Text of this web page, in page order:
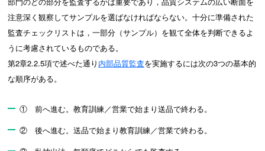
注意深く観察してサンプルを選ばなければならない。十分に準備された
監査チェックリストは，一部分（サンプル）を観て全体を判断できるよ
うに考慮されているものである。
第2章2.2.5項で述べた通り 内部品質監査を実施するには次の3つの基本的
な順序がある。
① 前へ進む。教育訓練／営業で始まり送品で終わる。
② 後へ進む。送品で始まり教育訓練／営業で終わる。